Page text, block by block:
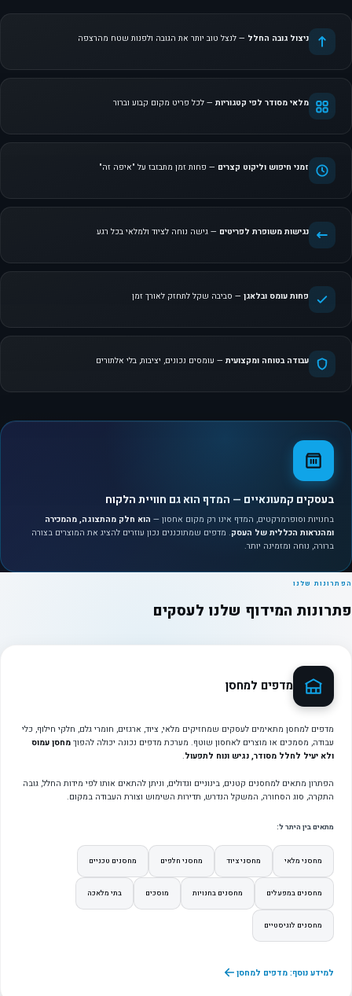
ניצול גובה החלל — לנצל טוב יותר את הגובה ולפנות שטח מהרצפה
מלאי מסודר לפי קטגוריות — לכל פריט מקום קבוע וברור
זמני חיפוש וליקוט קצרים — פחות זמן מתבזבז על "איפה זה"
נגישות משופרת לפריטים — גישה נוחה לציוד ולמלאי בכל רגע
פחות עומס ובלאגן — סביבה שקל לתחזק לאורך זמן
עבודה בטוחה ומקצועית — עומסים נכונים, יציבות, בלי אלתורים
בעסקים קמעונאיים — המדף הוא גם חוויית הלקוח
בחנויות וסופרמרקטים, המדף אינו רק מקום אחסון — הוא חלק מהתצוגה, מהמכירה
ומהנראות הכללית של העסק. מדפים שמתוכננים נכון עוזרים להציג את המוצרים בצורה
ברורה, נוחה ומזמינה יותר.
הפתרונות שלנו
פתרונות המידוף שלנו לעסקים
מדפים למחסן
מדפים למחסן מתאימים לעסקים שמחזיקים מלאי, ציוד, ארגזים, חומרי גלם, חלקי חילוף, כלי
עבודה, מסמכים או מוצרים לאחסון שוטף. מערכת מדפים נכונה יכולה להפוך מחסן עמוס
ולא יעיל לחלל מסודר, נגיש ונוח לתפעול.
הפתרון מתאים למחסנים קטנים, בינוניים וגדולים, וניתן להתאים אותו לפי מידות החלל, גובה
התקרה, סוג הסחורה, המשקל הנדרש, תדירות השימוש וצורת העבודה במקום.
מתאים בין היתר ל:
מחסני מלאי מחסני ציוד מחסני חלפים מחסנים טכניים
מחסנים במפעלים מחסנים בחנויות מוסכים בתי מלאכה
מחסנים לוגיסטיים
למידע נוסף: מדפים למחסן